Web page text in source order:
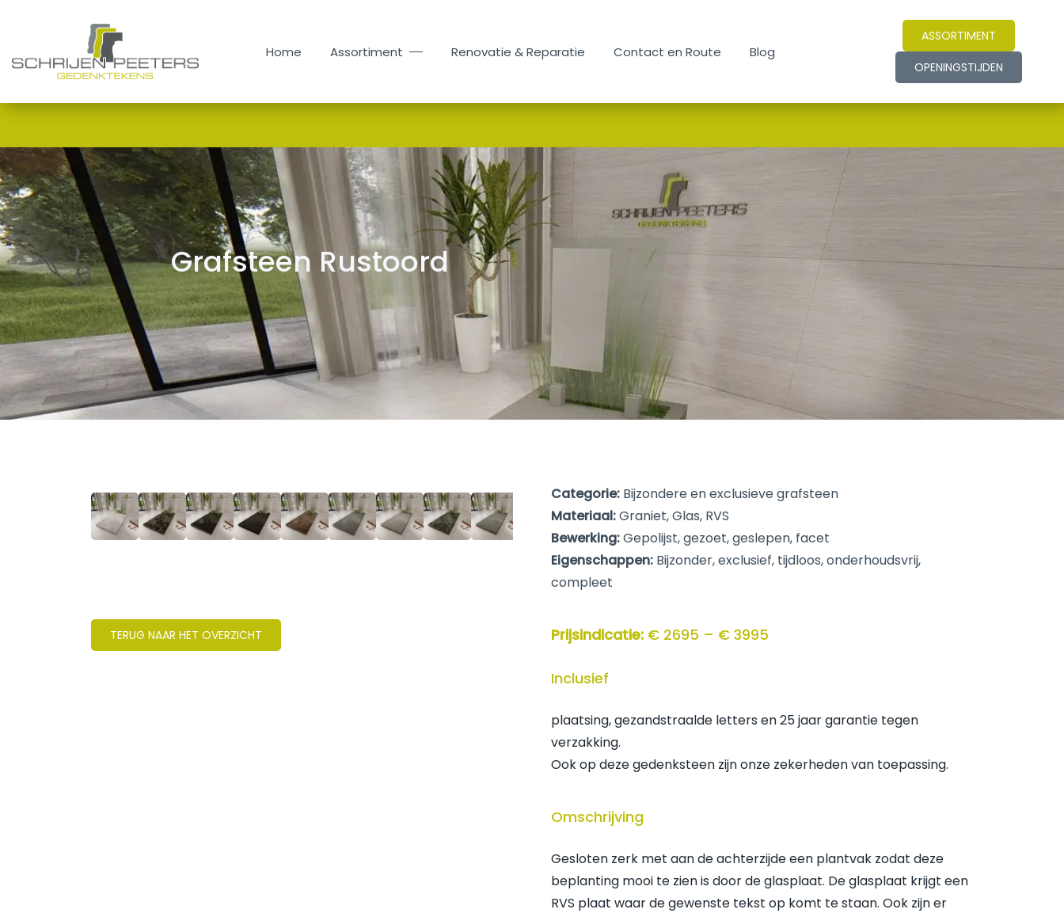
Home Assortiment Renovatie & Reparatie Contact en Route Blog
Assortiment
Renovatie & Reparatie
Contact en Route
Blog
ASSORTIMENT
OPENINGSTIJDEN
Grafsteen Rustoord
TERUG NAAR HET OVERZICHT
Categorie: Bijzondere en exclusieve grafsteen
Materiaal:Graniet, Glas, RVS
Bewerking:Gepolijst, gezoet, geslepen, facet
Eigenschappen: Bijzonder, exclusief, tijdloos, onderhoudsvrij,
compleet
Prijsindicatie: € 2695 – € 3995
Inclusief
plaatsing, gezandstraalde letters en 25 jaar garantie tegen
verzakking.
Ook op deze gedenksteen zijn onze zekerheden van toepassing.
Omschrijving
Gesloten zerk met aan de achterzijde een plantvak zodat deze
beplanting mooi te zien is door de glasplaat. De glasplaat krijgt een
RVS plaat waar de gewenste tekst op komt te staan. Ook zijn er